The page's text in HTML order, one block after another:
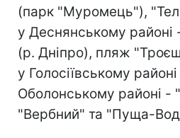
(парк "Муромець"),
у Деснянському
(р. Дніпро), пляж
у Голосіївському
Оболонському районі -
"Вербний" та "Пуща-